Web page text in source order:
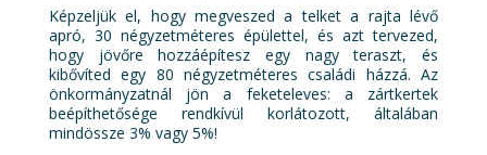
Képzeljük el, hogy megveszed a telket a rajta lévő
apró, 30 négyzetméteres épülettel, és azt tervezed,
hogy jövőre hozzáépítesz egy nagy teraszt, és
kibővíted egy 80 négyzetméteres családi házzá. Az
önkormányzatnál jön a feketeleves: a zártkertek
beépíthetősége rendkívül korlátozott, általában
mindössze 3% vagy 5%!